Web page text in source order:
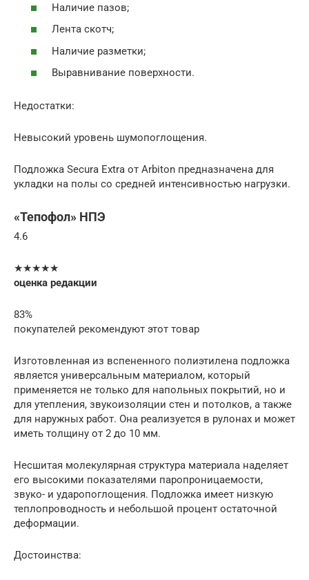
Наличие пазов;
Лента скотч;
Наличие разметки;
Выравнивание поверхности.
Недостатки:
Невысокий уровень шумопоглощения.
Подложка Secura Extra от Arbiton предназначена для
укладки на полы со средней интенсивностью нагрузки.
«Тепофол» НПЭ
4.6
★★★★★
оценка редакции
83%
покупателей рекомендуют этот товар
Изготовленная из вспененного полиэтилена подложка
является универсальным материалом, который
применяется не только для напольных покрытий, но и
для утепления, звукоизоляции стен и потолков, а также
для наружных работ. Она реализуется в рулонах и может
иметь толщину от 2 до 10 мм.
Несшитая молекулярная структура материала наделяет
его высокими показателями паропроницаемости,
звуко- и ударопоглощения. Подложка имеет низкую
теплопроводность и небольшой процент остаточной
деформации.
Достоинства: